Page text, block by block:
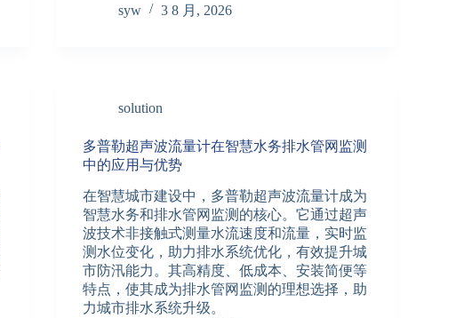
syw 3 8 月, 2026
solution
多普勒超声波流量计在智慧水务排水管网监测
中的应用与优势
在智慧城市建设中，多普勒超声波流量计成为
智慧水务和排水管网监测的核心。它通过超声
波技术非接触式测量水流速度和流量，实时监
测水位变化，助力排水系统优化，有效提升城
市防汛能力。其高精度、低成本、安装简便等
特点，使其成为排水管网监测的理想选择，助
力城市排水系统升级。